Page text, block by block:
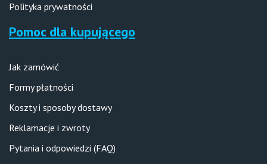
Polityka prywatności
Pomoc dla kupującego
Jak zamówić
Formy płatności
Koszty i sposoby dostawy
Reklamacje i zwroty
Pytania i odpowiedzi (FAQ)